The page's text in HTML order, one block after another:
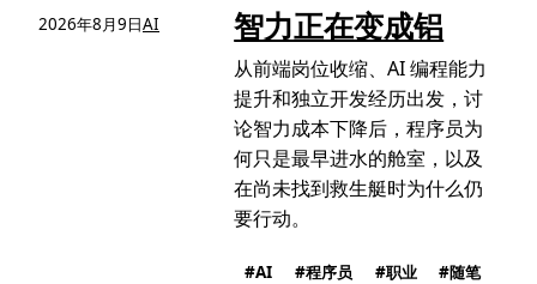
2026年8月9日AI 智力正在变成铝
从前端岗位收缩、AI 编程能力
提升和独立开发经历出发，讨
论智力成本下降后，程序员为
何只是最早进水的舱室，以及
在尚未找到救生艇时为什么仍
要行动。
AI 程序员 职业 随笔